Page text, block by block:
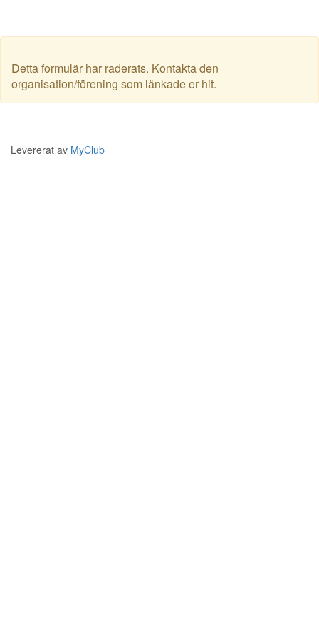
Detta formulär har raderats. Kontakta den
organisation/förening som länkade er hit.
Levererat av MyClub